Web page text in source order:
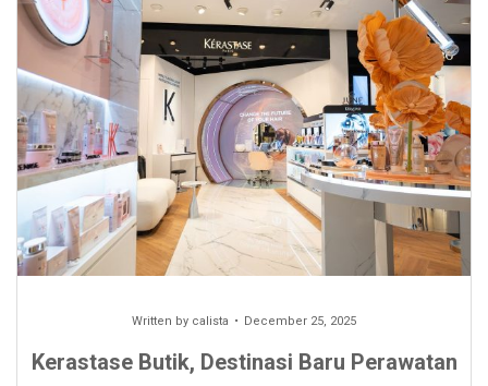
Written by calista December 25, 2025
Kerastase Butik, Destinasi Baru Perawatan